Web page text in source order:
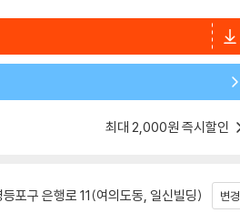
최대 2,000원 즉시할인
포구 은행로 11(여의도동, 일신빌딩) 변경